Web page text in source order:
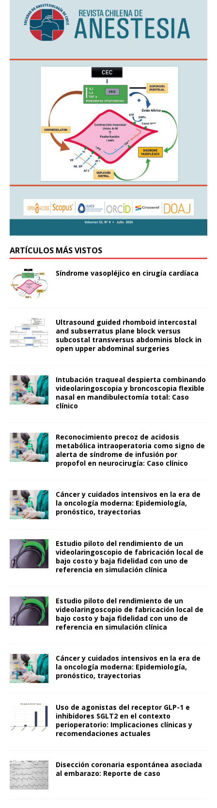
ARTÍCULOS MÁS VISTOS
Síndrome vasopléjico en cirugía cardíaca
Ultrasound guided rhomboid intercostal
and subserratus plane block versus
subcostal transversus abdominis block in
open upper abdominal surgeries
Intubación traqueal despierta combinando
videolaringoscopia y broncoscopia flexible
nasal en mandibulectomía total: Caso
clínico
Reconocimiento precoz de acidosis
metabólica intraoperatoria como signo de
alerta de síndrome de infusión por
propofol en neurocirugía: Caso clínico
Cáncer y cuidados intensivos en la era de
la oncología moderna: Epidemiología,
pronóstico, trayectorias
Estudio piloto del rendimiento de un
videolaringoscopio de fabricación local de
bajo costo y baja fidelidad con uno de
referencia en simulación clínica
Estudio piloto del rendimiento de un
videolaringoscopio de fabricación local de
bajo costo y baja fidelidad con uno de
referencia en simulación clínica
Cáncer y cuidados intensivos en la era de
la oncología moderna: Epidemiología,
pronóstico, trayectorias
Uso de agonistas del receptor GLP-1 e
inhibidores SGLT2 en el contexto
perioperatorio: Implicaciones clínicas y
recomendaciones actuales
Disección coronaria espontánea asociada
al embarazo: Reporte de caso